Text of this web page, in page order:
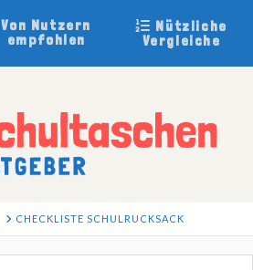
Von Nutzern
empfohlen
Nützliche
Vergleiche
CHECKLISTE SCHULRUCKSACK